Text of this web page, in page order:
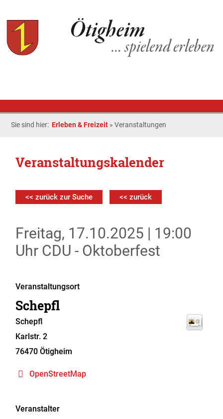
Sie sind hier: Erleben & Freizeit »Veranstaltungen
Veranstaltungskalender
<< zurück zur Suche << zurück
Freitag, 17.10.2025 | 19:00
Uhr CDU - Oktoberfest
Veranstaltungsort
Schepfl
Schepfl
Karlstr. 2
76470 Ötigheim
OpenStreetMap
Veranstalter